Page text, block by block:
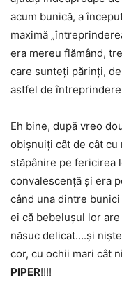
acum bunică, a
maximă
era mereu flămând,
care sunteți părinți,
astfel de
Eh bine, după vreo
obișnuiți cât de cât
stăpânire pe fericirea
convalescență și era
când una dintre
ei că bebelușul lor
năsuc delicat….și
cor, cu ochii mari cât
PIPER!!!!